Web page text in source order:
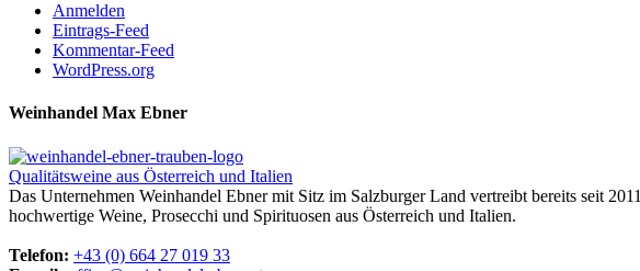
Anmelden
Eintrags-Feed
Kommentar-Feed
WordPress.org
Weinhandel Max Ebner
Qualitätsweine aus Österreich und Italien
Das Unternehmen Weinhandel Ebner mit Sitz im Salzburger Land vertreibt bereits seit 2011
hochwertige Weine, Prosecchi und Spirituosen aus Österreich und Italien.
Telefon: +43 (0) 664 27 019 33